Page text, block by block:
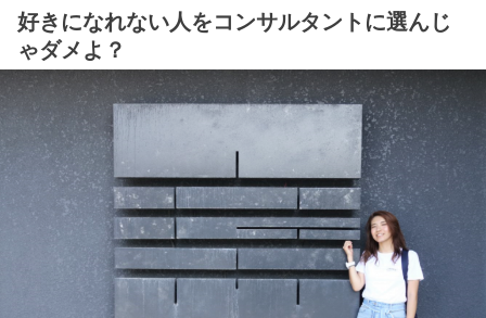
好きになれない人をコンサルタントに選んじ
ゃダメよ？